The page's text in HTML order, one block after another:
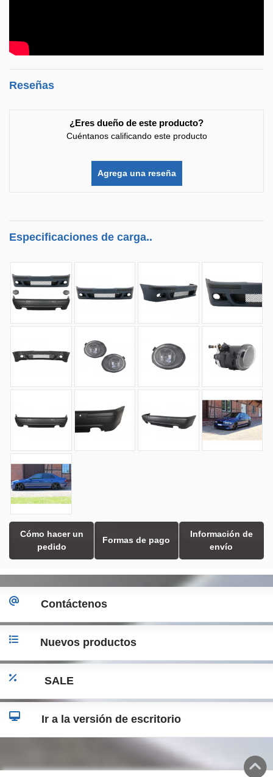
Reseñas
¿Eres dueño de este producto?
Cuéntanos calificando este producto
Agrega una reseña
Especificaciones de carga..
Cómo hacer un
pedido
Formas de pago
Información de
envío
Contáctenos
Nuevos productos
SALE
Ir a la versión de escritorio